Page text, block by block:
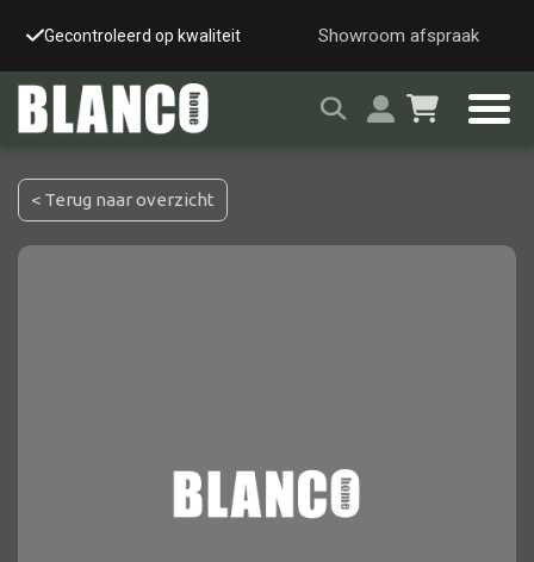
Gecontroleerd op kwaliteit Snelle & veilige
Showroom afspraak
< Terug naar overzicht